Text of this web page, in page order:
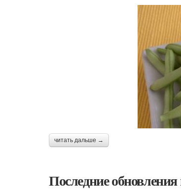
читать дальше →
Последние обновления